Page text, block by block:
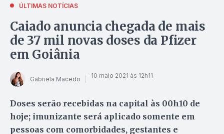
ÚLTIMAS NOTÍCIAS
Caiado anuncia chegada de mais
de 37 mil novas doses da Pfizer
em Goiânia
Gabriela Macedo 10 maio 2021 às 12h11
Doses serão recebidas na capital às 00h10 de
hoje; imunizante será aplicado somente em
pessoas com comorbidades, gestantes e